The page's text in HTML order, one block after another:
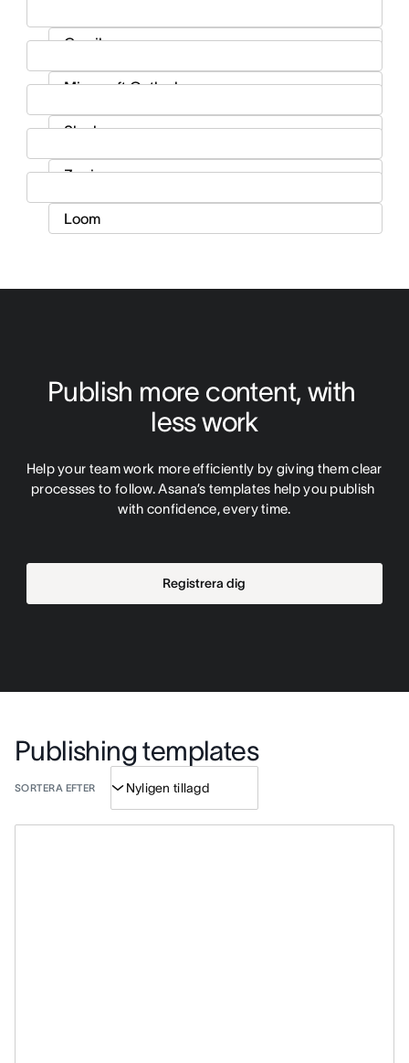
Publish more content, with
less work
Help your team work more efficiently by giving them clear
processes to follow. Asana’s templates help you publish
with confidence, every time.
Registrera dig
Publishing templates
SORTERA EFTER